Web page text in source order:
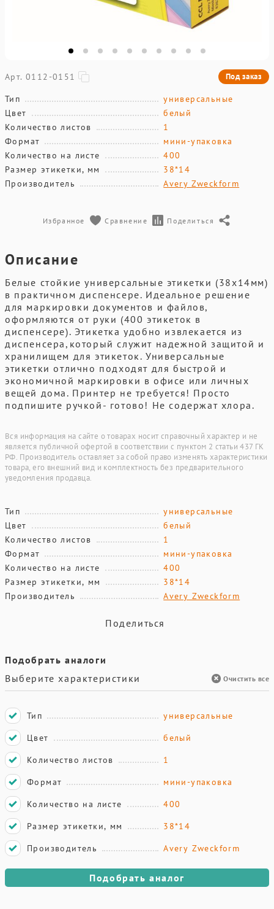
Арт. 0112-0151 Под заказ
Тип
универсальные
Цвет
белый
Количество листов
1
Формат
мини-упаковка
Количество на листе
400
Размер этикетки, мм
38*14
Производитель
Avery Zweckform
Избранное Сравнение Поделиться
Описание
Белые стойкие универсальные этикетки (38х14мм)
в практичном диспенсере. Идеальное решение
для маркировки документов и файлов,
оформляются от руки (400 этикеток в
диспенсере). Этикетка удобно извлекается из
диспенсера,который служит надежной защитой и
хранилищем для этикеток. Универсальные
этикетки отлично подходят для быстрой и
экономичной маркировки в офисе или личных
вещей дома. Принтер не требуется! Просто
подпишите ручкой- готово! Не содержат хлора.
Вся информация на сайте о товарах носит справочный характер и не
является публичной офертой в соответствии с пунктом 2 статьи 437 ГК
РФ. Производитель оставляет за собой право изменять характеристики
товара, его внешний вид и комплектность без предварительного
уведомления продавца.
Тип
универсальные
Цвет
белый
Количество листов
1
Формат
мини-упаковка
Количество на листе
400
Размер этикетки, мм
38*14
Производитель
Avery Zweckform
Поделиться
Подобрать аналоги
Выберите характеристики
Очистить все
Тип
универсальные
Цвет
белый
Количество листов
1
Формат
мини-упаковка
Количество на листе
400
Размер этикетки, мм
38*14
Производитель
Avery Zweckform
Подобрать аналог